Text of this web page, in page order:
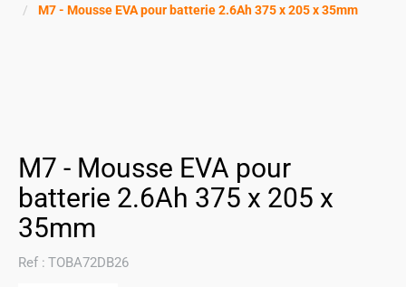
M7 - Mousse EVA pour batterie 2.6Ah 375 x 205 x 35mm
M7 - Mousse EVA pour
batterie 2.6Ah 375 x 205 x
35mm
Ref : TOBA72DB26